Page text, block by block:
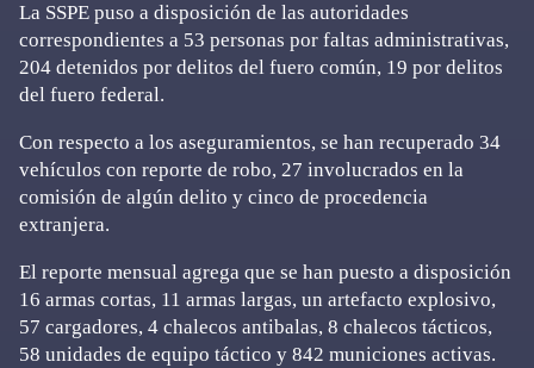
La SSPE puso a disposición de las autoridades
correspondientes a 53 personas por faltas administrativas,
204 detenidos por delitos del fuero común, 19 por delitos
del fuero federal.
Con respecto a los aseguramientos, se han recuperado 34
vehículos con reporte de robo, 27 involucrados en la
comisión de algún delito y cinco de procedencia
extranjera.
El reporte mensual agrega que se han puesto a disposición
16 armas cortas, 11 armas largas, un artefacto explosivo,
57 cargadores, 4 chalecos antibalas, 8 chalecos tácticos,
58 unidades de equipo táctico y 842 municiones activas.